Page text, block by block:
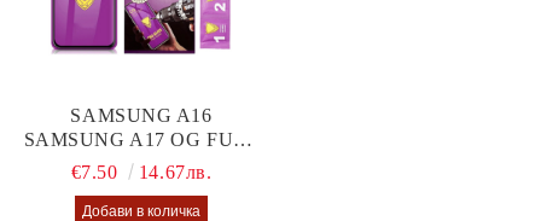
SAMSUNG A16
SAMSUNG A17 OG FULL
GLUE GLASS
€7.50 14.67лв.